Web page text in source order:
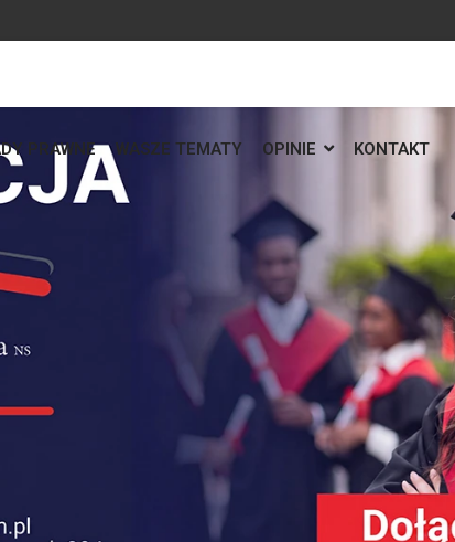
PRAWNE WASZE TEMATY OPINIE KONTAKT